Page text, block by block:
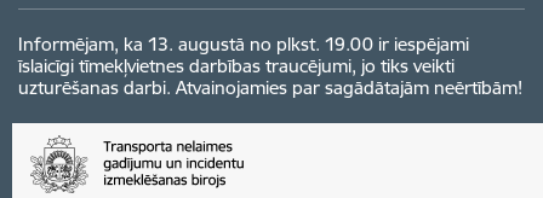
Informējam, ka 13. augustā no plkst. 19.00 ir iespējami
īslaicīgi tīmekļvietnes darbības traucējumi, jo tiks veikti
uzturēšanas darbi. Atvainojamies par sagādātajām neērtībām!